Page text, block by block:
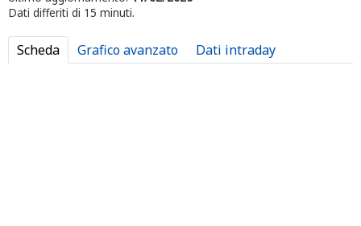
Dati differiti di 15 minuti.
Scheda Grafico avanzato Dati intraday